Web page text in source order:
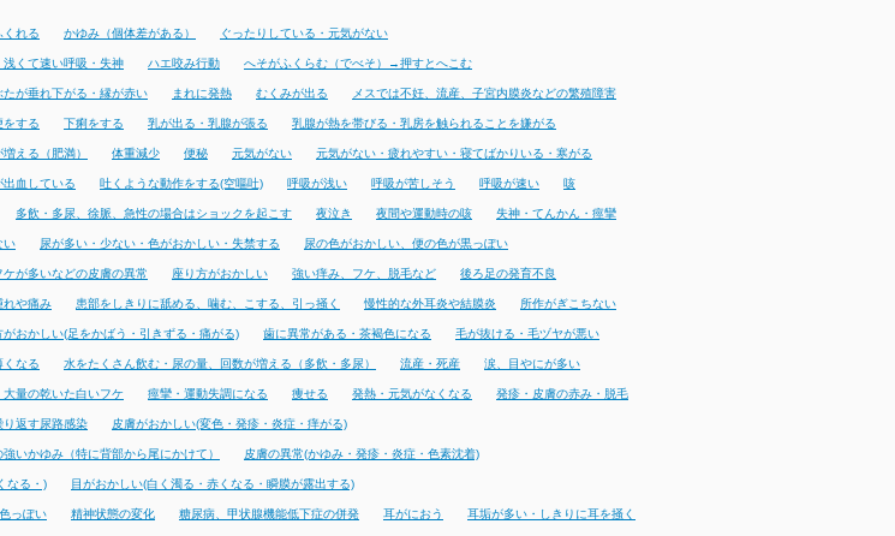
くれる かゆみ（個体差がある） ぐったりしている・元気がない
浅くて速い呼吸・失神 ハエ咬み行動 へそがふくらむ（でべそ）→押すとへこむ
たが垂れ下がる・縁が赤い まれに発熱 むくみが出る メスでは不妊、流産、子宮内膜炎などの繁殖障害
をする 下痢をする 乳が出る・乳腺が張る 乳腺が熱を帯びる・乳房を触られることを嫌がる
える（肥満） 体重減少 便秘 元気がない 元気がない・疲れやすい・寝てばかりいる・寒がる
出血している 吐くような動作をする(空嘔吐) 呼吸が浅い 呼吸が苦しそう 呼吸が速い 咳
多飲・多尿、徐脈、急性の場合はショックを起こす 夜泣き 夜間や運動時の咳 失神・てんかん・痙攣
い 尿が多い・少ない・色がおかしい・失禁する 尿の色がおかしい、便の色が黒っぽい
が多いなどの皮膚の異常 座り方がおかしい 強い痒み、フケ、脱毛など 後ろ足の発育不良
れや痛み 患部をしきりに舐める、噛む、こする、引っ掻く 慢性的な外耳炎や結膜炎 所作がぎこちない
がおかしい(足をかばう・引きずる・痛がる) 歯に異常がある・茶褐色になる 毛が抜ける・毛ヅヤが悪い
くなる 水をたくさん飲む・尿の量、回数が増える（多飲・多尿） 流産・死産 涙、目やにが多い
大量の乾いた白いフケ 痙攣・運動失調になる 痩せる 発熱・元気がなくなる 発疹・皮膚の赤み・脱毛
り返す尿路感染 皮膚がおかしい(変色・発疹・炎症・痒がる)
強いかゆみ（特に背部から尾にかけて） 皮膚の異常(かゆみ・発疹・炎症・色素沈着)
なる・) 目がおかしい(白く濁る・赤くなる・瞬膜が露出する)
っぽい 精神状態の変化 糖尿病、甲状腺機能低下症の併発 耳がにおう 耳垢が多い・しきりに耳を掻く